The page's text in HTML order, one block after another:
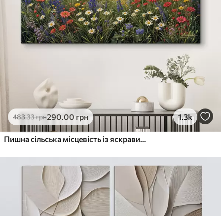
483.33грн290.00 грн 1.3k
Пишна сільська місцевість із яскравим лугом диких квітів, наповненим різнокольоровими квітами під хмарним небом